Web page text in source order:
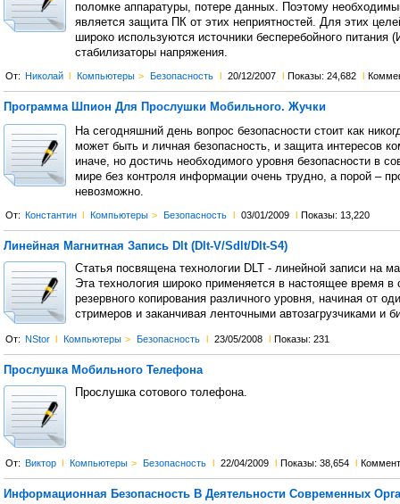
поломке аппаратуры, потере данных. Поэтому
является защита ПК от этих неприятностей. Для этих
широко используются источники бесперебойного питания
стабилизаторы напряжения.
От: Николай l Компьютеры > Безопасность l 20/12/2007 l Показы: 24,682 l
Программа Шпион Для Прослушки Мобильного. Жучки
На сегодняшний день вопрос безопасности стоит как
может быть и личная безопасность, и защита интересов
иначе, но достичь необходимого уровня безопасности в
мире без контроля информации очень трудно, а порой –
невозможно.
От: Константин l Компьютеры > Безопасность l 03/01/2009 l Показы: 13,220
Линейная Магнитная Запись Dlt (Dlt-V/Sdlt/Dlt-S4)
Статья посвящена технологии DLT - линейной записи на
Эта технология широко применяется в настоящее время в
резервного копирования различного уровня, начиная от
стримеров и заканчивая ленточными автозагрузчиками и
От: NStor l Компьютеры > Безопасность l 23/05/2008 l Показы: 231
Прослушка Мобильного Телефона
Прослушка сотового толефона.
От: Виктор l Компьютеры > Безопасность l 22/04/2009 l Показы: 38,654 l
Информационная Безопасность В Деятельности Современных